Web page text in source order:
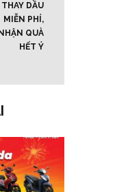
THAY DẦU
MIỄN PHÍ,
NHẬN QUÀ
HẾT Ý